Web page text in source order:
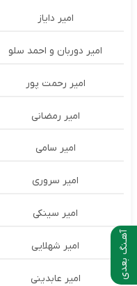
آهـنگ بعدی
امیر دایاز
امیر دوربان و احمد سلو
امیر رحمت پور
امیر رمضانی
امیر سامی
امیر سروری
امیر سینکی
امیر شهلایی
امیر عابدینی